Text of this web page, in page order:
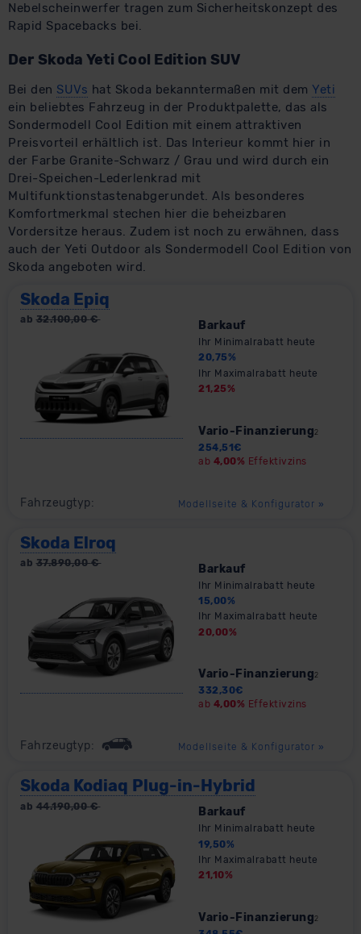
Nebelscheinwerfer tragen zum Sicherheitskonzept des
Rapid Spacebacks bei.
Der Skoda Yeti Cool Edition SUV
Bei den SUVs hat Skoda bekanntermaßen mit dem Yeti
ein beliebtes Fahrzeug in der Produktpalette, das als
Sondermodell Cool Edition mit einem attraktiven
Preisvorteil erhältlich ist. Das Interieur kommt hier in
der Farbe Granite-Schwarz / Grau und wird durch ein
Drei-Speichen-Lederlenkrad mit
Multifunktionstastenabgerundet. Als besonderes
Komfortmerkmal stechen hier die beheizbaren
Vordersitze heraus. Zudem ist noch zu erwähnen, dass
auch der Yeti Outdoor als Sondermodell Cool Edition von
Skoda angeboten wird.
Skoda Epiq
ab 32.100,00€ Barkauf
Ihr Minimalrabatt heute
20,75%
Ihr Maximalrabatt heute
21,25%
Vario-Finanzierung 2
254,51€
ab 4,00% Effektivzins
Fahrzeugtyp: Modellseite & Konfigurator »
Skoda Elroq
ab 37.890,00€ Barkauf
Ihr Minimalrabatt heute
15,00%
Ihr Maximalrabatt heute
20,00%
Vario-Finanzierung2
332,30€
ab 4,00% Effektivzins
Fahrzeugtyp: Modellseite & Konfigurator »
Skoda Kodiaq Plug-in-Hybrid
ab 44.190,00€ Barkauf
Ihr Minimalrabatt heute
19,50%
Ihr Maximalrabatt heute
21,10%
Vario-Finanzierung 2